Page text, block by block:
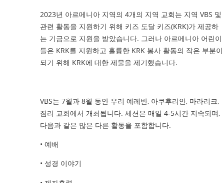
2023년 아르메니아 지역의 4개의 지역 교회는 지역 VBS 및
관련 활동을 지원하기 위해 키즈 도달 키즈(KRK)가 제공하
는 기금으로 지원을 받았습니다. 그러나 아르메니아 어린이
들은 KRK를 지원하고 훌륭한 KRK 봉사 활동의 작은 부분이
되기 위해 KRK에 대한 제물을 제기했습니다.
VBS는 7월과 8월 동안 우리 예레반, 아쿠후리안, 마라리크,
짐리 교회에서 개최됩니다. 세션은 매일 4-5시간 지속되며,
다음과 같은 많은 다른 활동을 포함합니다.
• 예배
• 성경 이야기